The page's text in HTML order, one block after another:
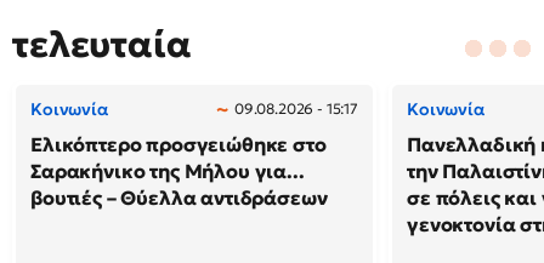
τελευταία
Κοινωνία 09.08.2026 - 15:17
Ελικόπτερο προσγειώθηκε στο
Σαρακήνικο της Μήλου για...
βουτιές – Θύελλα αντιδράσεων
Κοινωνία
Πανελλαδική
την
σε πόλεις και
γενοκτονία